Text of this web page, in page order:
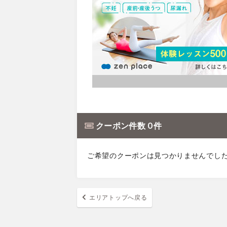
クーポン件数 0 件
ご希望のクーポンは見つかりませんでし
エリアトップへ戻る